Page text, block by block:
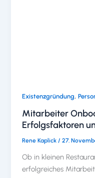
Existenzgründung,
Mitarbeiter
Erfolgsfaktoren
Rene Kaplick /27.
Ob in kleinen
erfolgreiches